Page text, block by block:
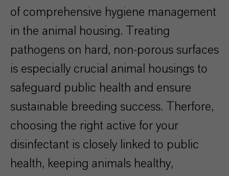
of comprehensive hygiene management
in the animal housing. Treating
pathogens on hard, non-porous surfaces
is especially crucial animal housings to
safeguard public health and ensure
sustainable breeding success. Therfore,
choosing the right active for your
disinfectant is closely linked to public
health, keeping animals healthy,